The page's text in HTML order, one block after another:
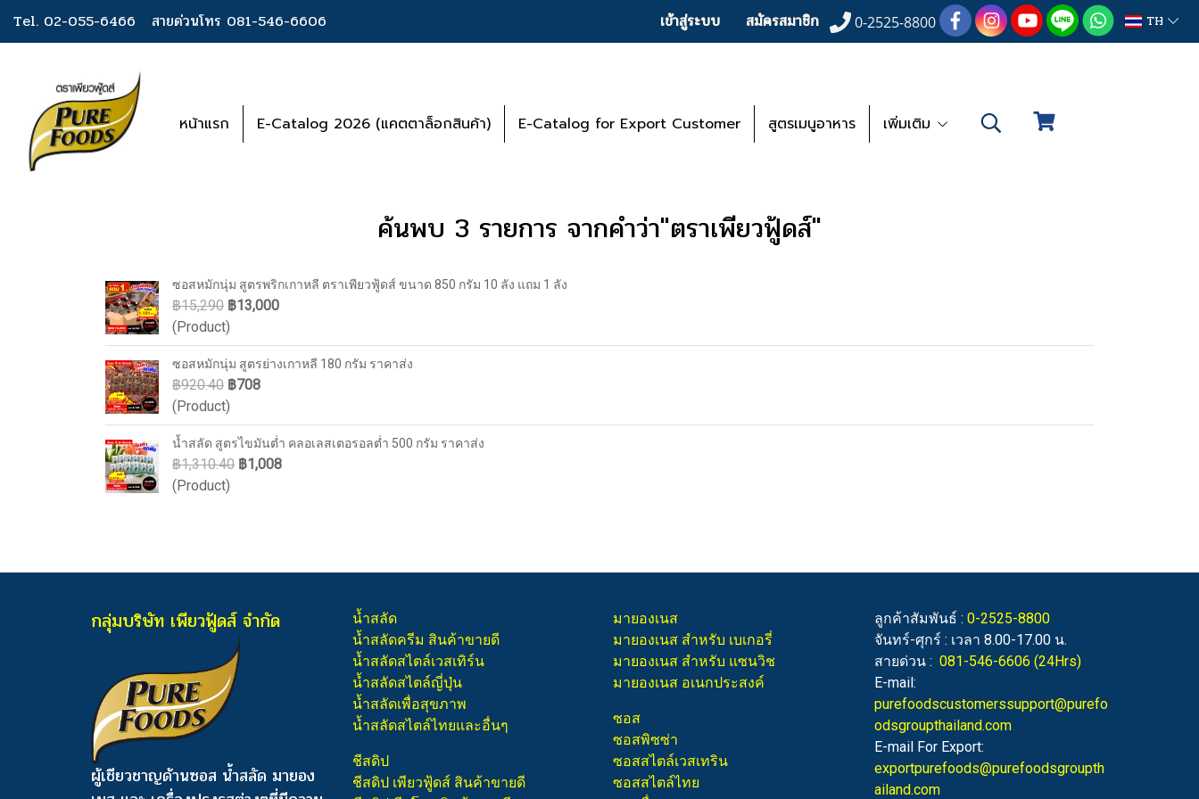
Tel. 02-055-6466 สายด่วนโทร 081-546-6606 เข้าสู่ระบบ สมัครสมาชิก 0-2525-8800 TH
หน้าแรก E-Catalog 2026 (แคตตาล็อกสินค้า) E-Catalog for Export Customer สูตรเมนูอาหาร เพิ่มเติม
ค้นพบ 3 รายการ จากคำว่า"ตราเพียวฟู้ดส์"
ซอสหมักนุ่ม สูตรพริกเกาหลี ตราเพียวฟู้ดส์ ขนาด 850 กรัม 10 ลัง แถม 1 ลัง
฿15,290 ฿13,000
(Product)
ซอสหมักนุ่ม สูตรย่างเกาหลี 180 กรัม ราคาส่ง
฿920.40 ฿708
(Product)
น้ำสลัด สูตรไขมันต่ำ คลอเลสเตอรอลต่ำ 500 กรัม ราคาส่ง
฿1,310.40 ฿1,008
(Product)
กลุ่มบริษัท เพียวฟู้ดส์ จำกัด
ผู้เชียวชาญด้านซอส น้ำสลัด มายอง
น้ำสลัด
น้ำสลัดครีม สินค้าขายดี
น้ำสลัดสไตล์เวสเทิร์น
น้ำสลัดสไตล์ญี่ปุ่น
น้ำสลัดเพื่อสุขภาพ
น้ำสลัดสไตล์ไทยและอื่นๆ
ชีสดิป
ชีสดิป เพียวฟู้ดส์ สินค้าขายดี
มายองเนส
มายองเนส สำหรับ เบเกอรี่
มายองเนส สำหรับ แซนวิช
มายองเนส อเนกประสงค์
ซอส
ซอสพิซซ่า
ซอสสไตล์เวสเทริน
ซอสสไตล์ไทย
ลูกค้าสัมพันธ์ : 0-2525-8800
จันทร์-ศุกร์ : เวลา 8.00-17.00 น.
สายด่วน : 081-546-6606 (24Hrs)
E-mail:
purefoodscustomerssupport@purefo
odsgroupthailand.com
E-mail For Export:
exportpurefoods@purefoodsgroupth
ailand.com